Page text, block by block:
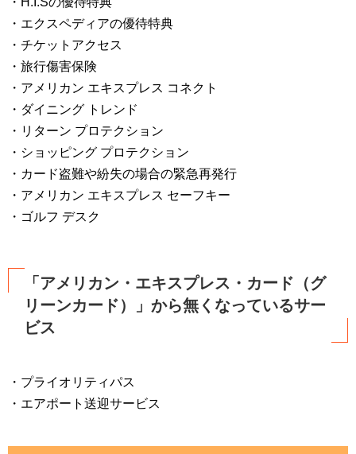
・エクスペディアの優待特典
・チケットアクセス
・旅行傷害保険
・アメリカン エキスプレス コネクト
・ダイニング トレンド
・リターン プロテクション
・ショッピング プロテクション
・カード盗難や紛失の場合の緊急再発行
・アメリカン エキスプレス セーフキー
・ゴルフ デスク
「アメリカン・エキスプレス・カード（グ
リーンカード）」から無くなっているサー
ビス
・プライオリティパス
・エアポート送迎サービス